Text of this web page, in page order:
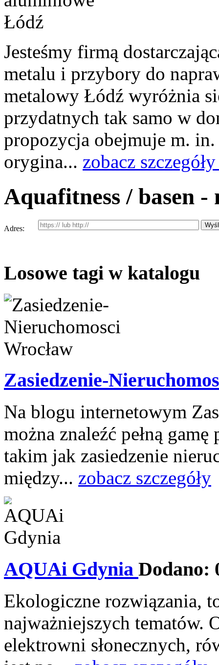
Jesteśmy firmą
metalu i przybory do
metalowy Łódź wyróżnia
przydatnych tak samo w
propozycja obejmuje m.
orygina... zobacz
Aquafitness / basen -
Adres:
Losowe tagi w katalogu
Zasiedzenie-
Na blogu internetowym
można znaleźć pełną
takim jak zasiedzenie
między... zobacz szczegóły
AQUAi Gdynia Dodano:
Ekologiczne rozwiązania,
najważniejszych tematów.
elektrowni słonecznych,